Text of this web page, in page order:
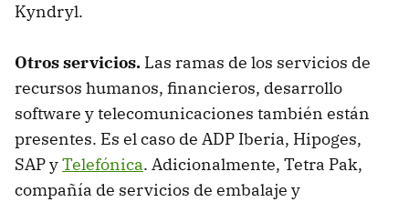
Kyndryl.
Otros servicios. Las ramas de los servicios de
recursos humanos, financieros, desarrollo
software y telecomunicaciones también están
presentes. Es el caso de ADP Iberia, Hipoges,
SAP yTelefónica. Adicionalmente, Tetra Pak,
compañía de servicios de embalaje y